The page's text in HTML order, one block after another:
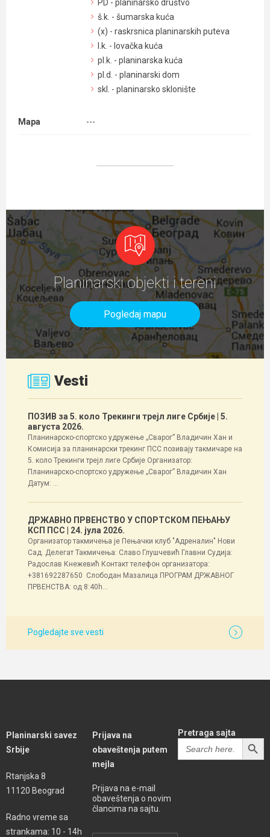
PD - planinarsko društvo
š.k. - šumarska kuća
(x) - raskrsnica planinarskih puteva
l.k. - lovačka kuća
pl.k. - planinarska kuća
pl.d. - planinarski dom
skl. - planinarsko sklonište
Mapa ---
Planinarski objekti i tereni
Pogledaj mapu
Vesti
ПОЗИВ за 5. коло Трекинги трејл лиге Србије | 5.
августа 2026.
Планинарско-спортско удружење „Сварог” Владичин Хан и
Комисија за планинарски трекинг ПСС позивају такмичаре на
5. коло Трекинги трејл лиге Србије Организатор:
Планинарско-спортско удружење „Сварог” Владичин Хан
Датум: ...
ДРЖАВНО ПРВЕНСТВО У СПОРТСКОМ ПЕЊАЊУ
КСП ПСС
| 24. јула 2026.
Организатор такмичења је Пењачки клуб "Адреналин" Нови
Сад. Делегат Такмичења: Славо Глушчевић Главни Судија:
Радослав Кнежевић Контакт телефон организатора:
+381692287650 Слободан Мазалица ПРОГРАМ ДРЖАВНОГ
ПРВЕНСТВА: од 8:40h...
Pogledajte sve vesti
Planinarski savez
Srbije
Rtanjska 8
11120 Beograd
Radno vreme sa
strankama: 10 - 14h
Prijava na
obaveštenja putem
mejla
Prijava na e-mail
obaveštenja o novim
člancima na sajtu.
Pretraga sajta
Search
for:
SEARCH